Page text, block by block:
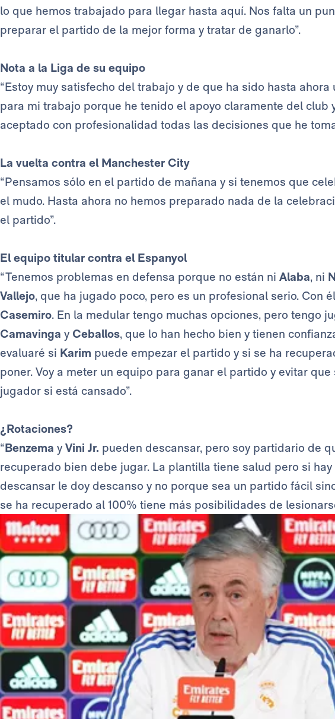
lo que hemos trabajado para llegar hasta aquí. Nos falta un
preparar el partido de la mejor forma y tratar de ganarlo”.
Nota a la Liga de su equipo
“Estoy muy satisfecho del trabajo y de que ha sido hasta
para mi trabajo porque he tenido el apoyo claramente del club
aceptado con profesionalidad todas las decisiones que he
La vuelta contra el Manchester City
“Pensamos sólo en el partido de mañana y si tenemos que
el mudo. Hasta ahora no hemos preparado nada de la
el partido”.
El equipo titular contra el Espanyol
“Tenemos problemas en defensa porque no están ni Alaba, ni
Vallejo, que ha jugado poco, pero es un profesional serio. Con
Casemiro. En la medular tengo muchas opciones, pero tengo
Camavinga y Ceballos, que lo han hecho bien y tienen
evaluaré si Karim puede empezar el partido y si se ha
poner. Voy a meter un equipo para ganar el partido y evitar
jugador si está cansado”.
¿Rotaciones?
“Benzema y Vini Jr. pueden descansar, pero soy partidario de
recuperado bien debe jugar. La plantilla tiene salud pero si
descansar le doy descanso y no porque sea un partido fácil
se ha recuperado al 100% tiene más posibilidades de